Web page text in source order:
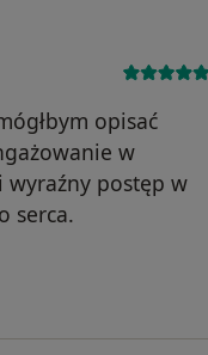
opisać
w
wyraźny postęp w
serca.